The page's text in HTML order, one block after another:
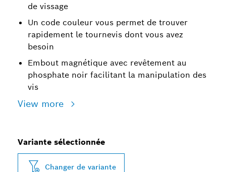
de vissage
Un code couleur vous permet de trouver
rapidement le tournevis dont vous avez
besoin
Embout magnétique avec revêtement au
phosphate noir facilitant la manipulation des
vis
View more
Variante sélectionnée
Changer de variante